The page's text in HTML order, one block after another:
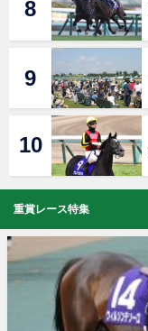
重賞レース特集